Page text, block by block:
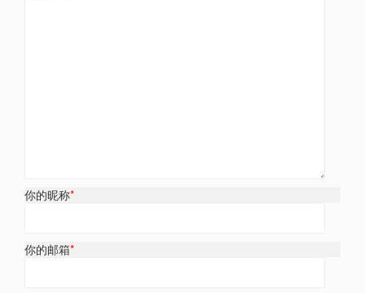
你的昵称*
你的邮箱*